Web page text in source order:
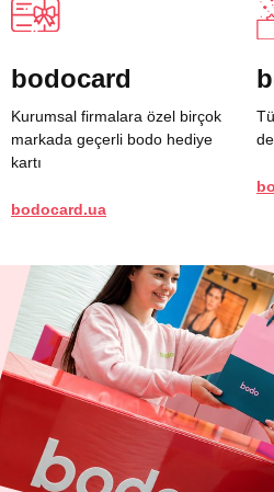
bodocard
Kurumsal firmalara özel birçok
markada geçerli bodo hediye
kartı
bodocard.ua